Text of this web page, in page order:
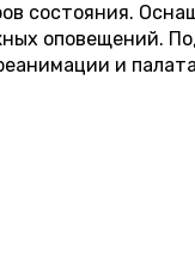
состояния.
оповещений.
и